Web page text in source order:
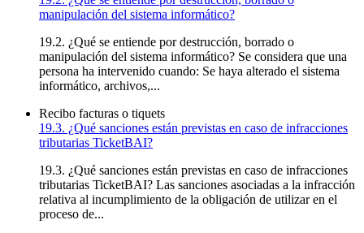
manipulación del sistema informático?
19.2. ¿Qué se entiende por destrucción, borrado o
manipulación del sistema informático? Se considera que una
persona ha intervenido cuando: Se haya alterado el sistema
informático, archivos,...
Recibo facturas o tiquets
19.3. ¿Qué sanciones están previstas en caso de infracciones
tributarias TicketBAI?
19.3. ¿Qué sanciones están previstas en caso de infracciones
tributarias TicketBAI? Las sanciones asociadas a la infracción
relativa al incumplimiento de la obligación de utilizar en el
proceso de...